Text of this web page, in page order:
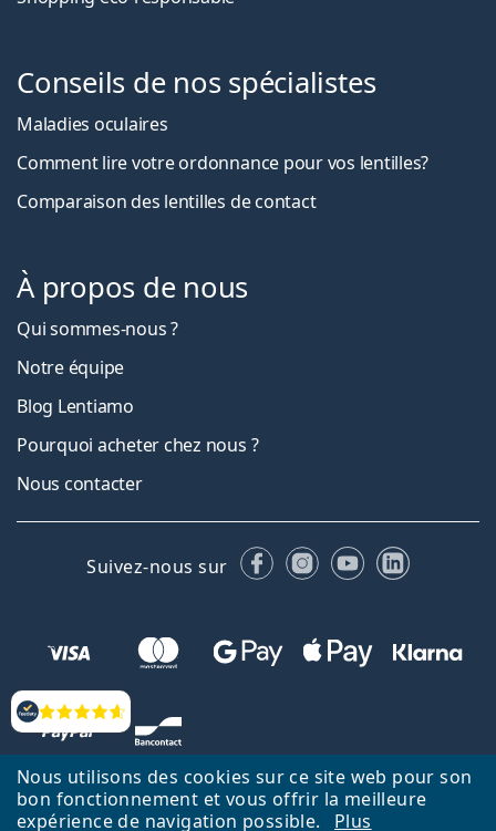
Nous utilisons des cookies sur ce site web pour son
bon fonctionnement et vous offrir la meilleure
expérience de navigation possible.
Plus
Évaluation
Conseils de nos spécialistes
Maladies oculaires
Comment lire votre ordonnance pour vos lentilles?
Comparaison des lentilles de contact
À propos de nous
Qui sommes-nous ?
Notre équipe
Blog Lentiamo
Pourquoi acheter chez nous ?
Nous contacter
Suivez-nous sur FacebookInstagram
YouTubeLinkedIn